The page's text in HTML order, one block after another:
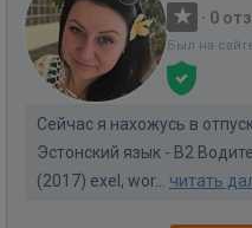
· 0
Был на
Сейчас я нахожусь в
Эстонский язык - B2
(2017) exel, wor... читать